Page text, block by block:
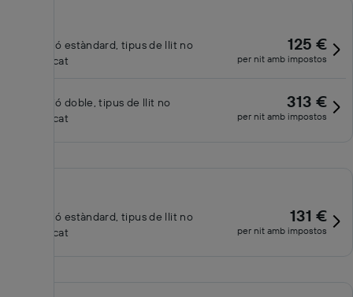
Habitació estàndard, tipus de llit no
especificat
125 €
per nit amb impostos
Habitació doble, tipus de llit no
especificat
313 €
per nit amb impostos
Habitació estàndard, tipus de llit no
especificat
131 €
per nit amb impostos